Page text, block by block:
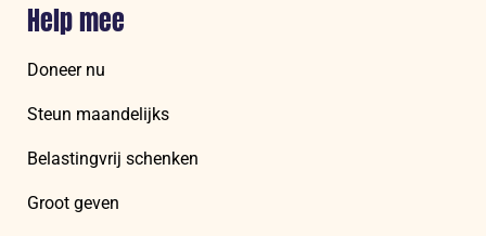
Help mee
Doneer nu
Steun maandelijks
Belastingvrij schenken
Groot geven